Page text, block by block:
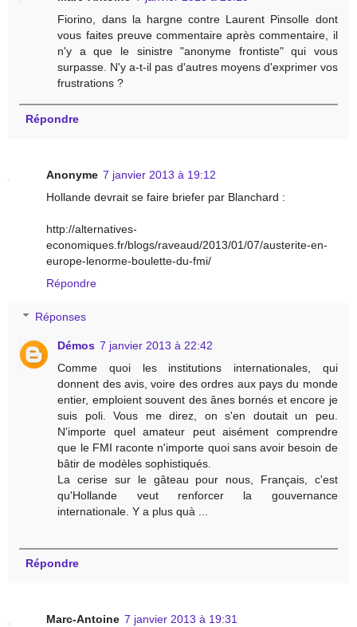
Fiorino, dans la hargne contre Laurent Pinsolle dont
vous faites preuve commentaire après commentaire, il
n'y a que le sinistre "anonyme frontiste" qui vous
surpasse. N'y a-t-il pas d'autres moyens d'exprimer vos
frustrations ?
Répondre
Anonyme 7 janvier 2013 à 19:12
Hollande devrait se faire briefer par Blanchard :
http://alternatives-
economiques.fr/blogs/raveaud/2013/01/07/austerite-en-
europe-lenorme-boulette-du-fmi/
Répondre
Réponses
Démos 7 janvier 2013 à 22:42
Comme quoi les institutions internationales, qui
donnent des avis, voire des ordres aux pays du monde
entier, emploient souvent des ânes bornés et encore je
suis poli. Vous me direz, on s'en doutait un peu.
N'importe quel amateur peut aisément comprendre
que le FMI raconte n'importe quoi sans avoir besoin de
bâtir de modèles sophistiqués.
La cerise sur le gâteau pour nous, Français, c'est
qu'Hollande veut renforcer la gouvernance
internationale. Y a plus quà ...
Répondre
Marc-Antoine 7 janvier 2013 à 19:31